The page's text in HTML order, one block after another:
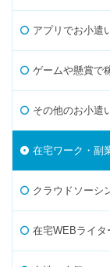
アプリでお小遣
ゲームや懸賞で
その他のお小遣
在宅ワーク・副
クラウドソーシ
在宅WEBライタ